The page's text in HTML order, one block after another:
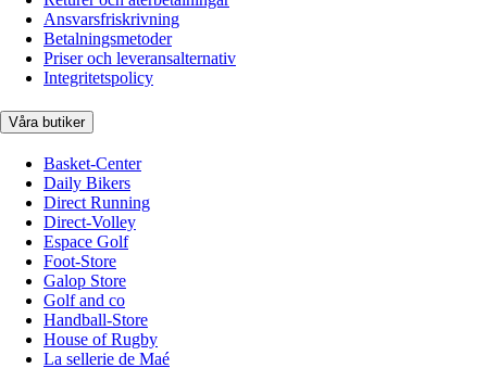
Ansvarsfriskrivning
Betalningsmetoder
Priser och leveransalternativ
Integritetspolicy
Våra butiker
Basket-Center
Daily Bikers
Direct Running
Direct-Volley
Espace Golf
Foot-Store
Galop Store
Golf and co
Handball-Store
House of Rugby
La sellerie de Maé